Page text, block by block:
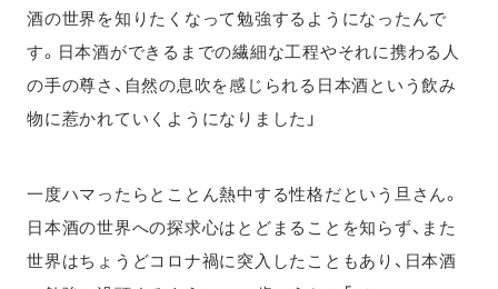
酒の世界を知りたくなって勉強するようになったんで
す。日本酒ができるまでの繊細な工程やそれに携わる人
の手の尊さ、自然の息吹を感じられる日本酒という飲み
物に惹かれていくようになりました」
一度ハマったらとことん熱中する性格だという旦さん。
日本酒の世界への探求心はとどまることを知らず、また
世界はちょうどコロナ禍に突入したこともあり、日本酒